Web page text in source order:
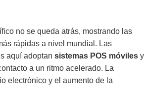
no se queda atrás, mostrando las
rápidas a nivel mundial. Las
aquí adoptan sistemas POS móviles y
a un ritmo acelerado. La
electrónico y el aumento de la